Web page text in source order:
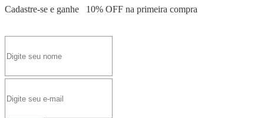
Cadastre-se e ganhe 10% OFF na primeira compra